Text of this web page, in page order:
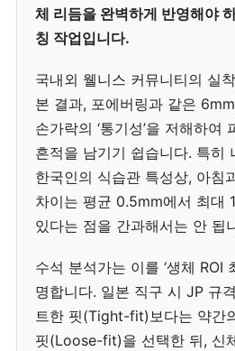
체 리듬을 완벽하게 반영해야
칭 작업입니다.
국내외 웰니스 커뮤니티의 실
본 결과, 포에버링과 같은
손가락의 ‘통기성’을 저해하여
흔적을 남기기 쉽습니다. 특히
한국인의 식습관 특성상, 아침
차이는 평균 0.5mm에서 최대
있다는 점을 간과해서는 안 됩
수석 분석가는 이를 ‘생체 ROI
명합니다. 일본 직구 시 JP 규
트한 핏(Tight-fit)보다는 약간
핏(Loose-fit)을 선택한 뒤, 신